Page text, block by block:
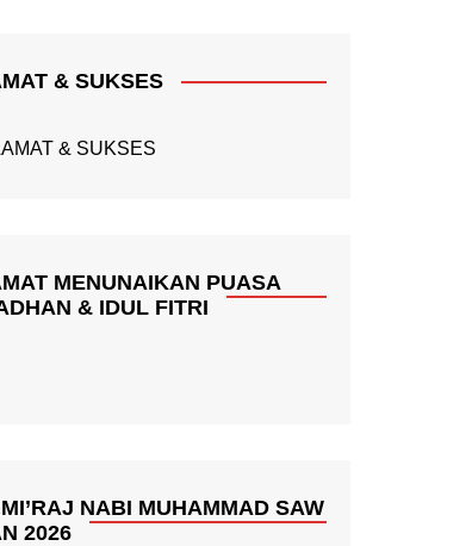
& SUKSES
MENUNAIKAN PUASA
& IDUL FITRI
NABI MUHAMMAD SAW
2026